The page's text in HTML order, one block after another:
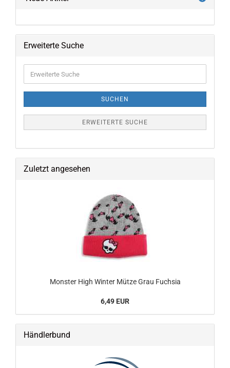
Erweiterte Suche
Suche
SUCHEN
ERWEITERTE SUCHE
Zuletzt angesehen
Monster High Winter Mütze Grau Fuchsia
6,49 EUR
Händlerbund